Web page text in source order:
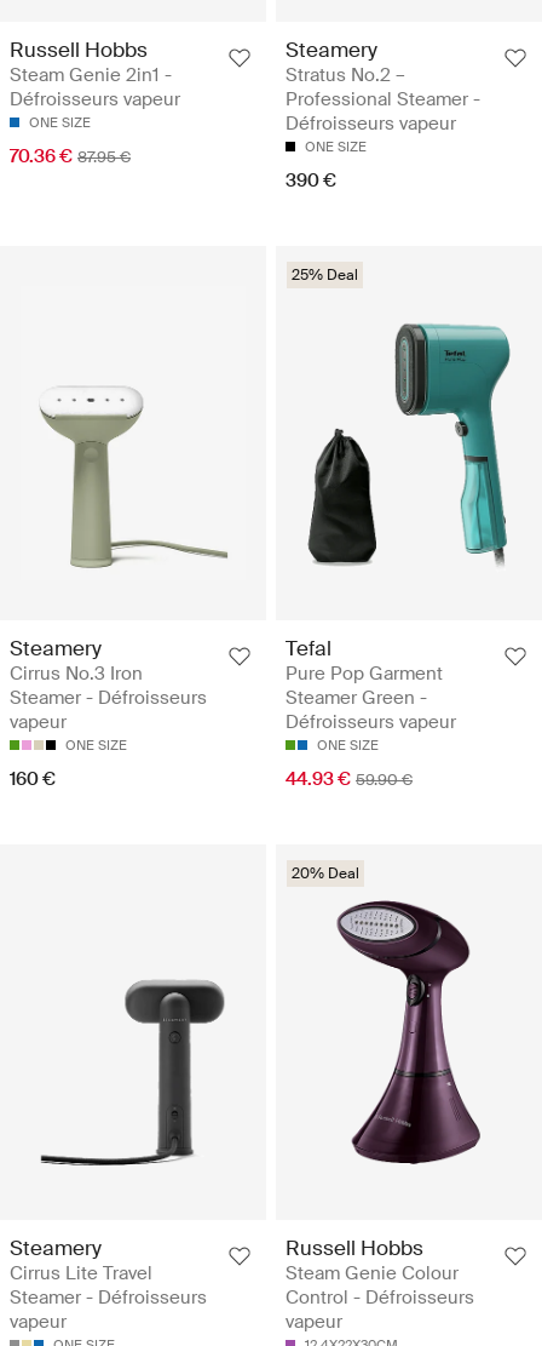
Russell Hobbs
Steam Genie 2in1 -
Défroisseurs vapeur
ONE SIZE
70.36 € 87.95 €
Steamery
Stratus No.2 –
Professional Steamer -
Défroisseurs vapeur
ONE SIZE
390 €
Steamery
Cirrus No.3 Iron
Steamer - Défroisseurs
vapeur
ONE SIZE
160 €
25% Deal
Tefal
Pure Pop Garment
Steamer Green -
Défroisseurs vapeur
ONE SIZE
44.93 € 59.90 €
Steamery
Cirrus Lite Travel
Steamer - Défroisseurs
vapeur
20% Deal
Russell Hobbs
Steam Genie Colour
Control - Défroisseurs
vapeur